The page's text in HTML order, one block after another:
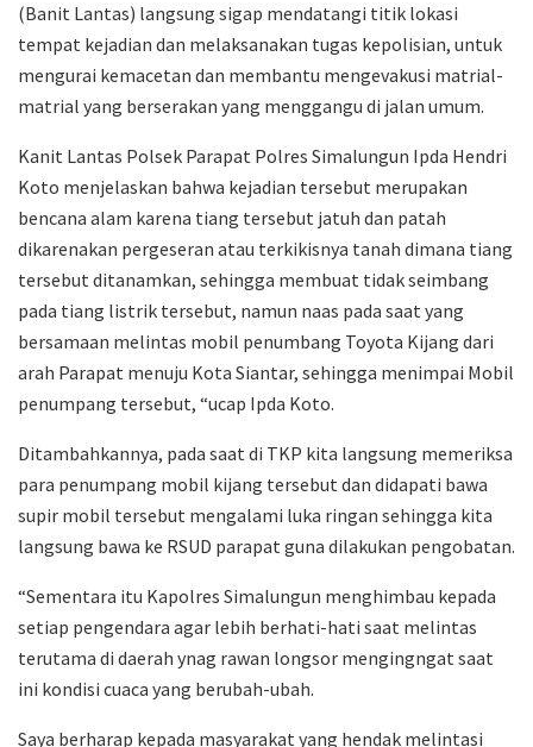
(Banit Lantas) langsung sigap mendatangi titik lokasi
tempat kejadian dan melaksanakan tugas kepolisian, untuk
mengurai kemacetan dan membantu mengevakusi matrial-
matrial yang berserakan yang menggangu di jalan umum.
Kanit Lantas Polsek Parapat Polres Simalungun Ipda Hendri
Koto menjelaskan bahwa kejadian tersebut merupakan
bencana alam karena tiang tersebut jatuh dan patah
dikarenakan pergeseran atau terkikisnya tanah dimana tiang
tersebut ditanamkan, sehingga membuat tidak seimbang
pada tiang listrik tersebut, namun naas pada saat yang
bersamaan melintas mobil penumbang Toyota Kijang dari
arah Parapat menuju Kota Siantar, sehingga menimpai Mobil
penumpang tersebut, “ucap Ipda Koto.
Ditambahkannya, pada saat di TKP kita langsung memeriksa
para penumpang mobil kijang tersebut dan didapati bawa
supir mobil tersebut mengalami luka ringan sehingga kita
langsung bawa ke RSUD parapat guna dilakukan pengobatan.
“Sementara itu Kapolres Simalungun menghimbau kepada
setiap pengendara agar lebih berhati-hati saat melintas
terutama di daerah ynag rawan longsor mengingngat saat
ini kondisi cuaca yang berubah-ubah.
Saya berharap kepada masyarakat yang hendak melintasi